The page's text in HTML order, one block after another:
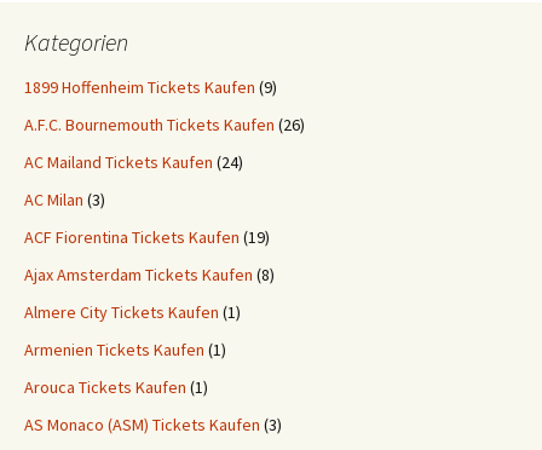
Kategorien
1899 Hoffenheim Tickets Kaufen (9)
A.F.C. Bournemouth Tickets Kaufen (26)
AC Mailand Tickets Kaufen (24)
AC Milan (3)
ACF Fiorentina Tickets Kaufen (19)
Ajax Amsterdam Tickets Kaufen (8)
Almere City Tickets Kaufen (1)
Armenien Tickets Kaufen (1)
Arouca Tickets Kaufen (1)
AS Monaco (ASM) Tickets Kaufen (3)